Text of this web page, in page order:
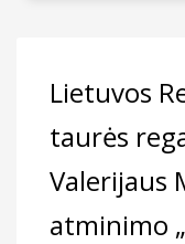
Lietuvos
taurės
Valerijaus
atminimo